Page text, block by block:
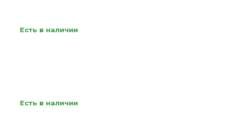
Есть в наличии
Есть в наличии